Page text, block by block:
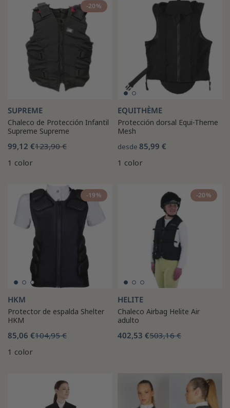
-20%
SUPREME
Chaleco de Protección Infantil
Supreme Supreme
99,12 €123,90 €
1 color
EQUITHÈME
Protección dorsal Equi-Theme
Mesh
desde 85,99 €
1 color
-19%
HKM
Protector de espalda Shelter
HKM
85,06 €104,95 €
1 color
-20%
HELITE
Chaleco Airbag Helite Air
adulto
402,53 €503,16 €